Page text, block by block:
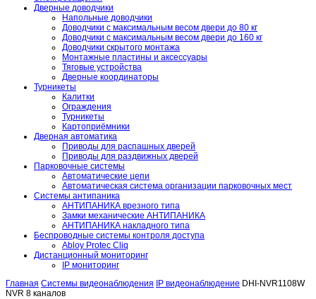
Дверные доводчики
Напольные доводчики
Доводчики с максимальным весом двери до 80 кг
Доводчики с максимальным весом двери до 160 кг
Доводчики скрытого монтажа
Монтажные пластины и аксессуары
Тяговые устройства
Дверные координаторы
Турникеты
Калитки
Ограждения
Турникеты
Картоприёмники
Дверная автоматика
Приводы для распашных дверей
Приводы для раздвижных дверей
Парковочные системы
Автоматические цепи
Автоматическая система организации парковочных мест
Системы антипаника
АНТИПАНИКА врезного типа
Замки механические АНТИПАНИКА
АНТИПАНИКА накладного типа
Беспроводные системы контроля доступа
Abloy Protec Cliq
Дистанционный мониторинг
IP мониторинг
Главная Системы видеонаблюдения IP видеонаблюдение DHI-NVR1108W
NVR 8 каналов